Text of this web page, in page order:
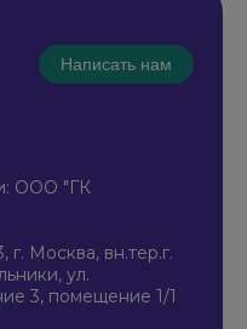
Написать нам
ООО "ГК
Москва, вн.тер.г.
ул.
3, помещение 1/1